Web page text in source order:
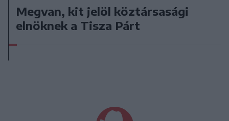
Megvan, kit jelöl köztársasági
elnöknek a Tisza Párt